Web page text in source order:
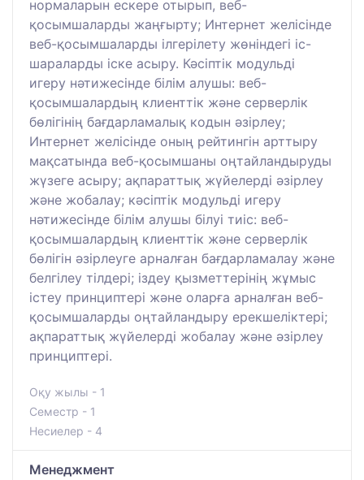
нормаларын ескере отырып, веб-
қосымшаларды жаңғырту; Интернет желісінде
веб-қосымшаларды ілгерілету жөніндегі іс-
шараларды іске асыру. Кәсіптік модульді
игеру нәтижесінде білім алушы: веб-
қосымшалардың клиенттік және серверлік
бөлігінің бағдарламалық кодын әзірлеу;
Интернет желісінде оның рейтингін арттыру
мақсатында веб-қосымшаны оңтайландыруды
жүзеге асыру; ақпараттық жүйелерді әзірлеу
және жобалау; кәсіптік модульді игеру
нәтижесінде білім алушы білуі тиіс: веб-
қосымшалардың клиенттік және серверлік
бөлігін әзірлеуге арналған бағдарламалау және
белгілеу тілдері; іздеу қызметтерінің жұмыс
істеу принциптері және оларға арналған веб-
қосымшаларды оңтайландыру ерекшеліктері;
ақпараттық жүйелерді жобалау және әзірлеу
принциптері.
Оқу жылы - 1
Семестр - 1
Несиелер - 4
Менеджмент